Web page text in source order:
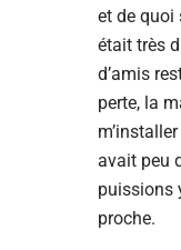
et de quoi
était très
d’amis
perte, la
avait peu
puissions
proche.